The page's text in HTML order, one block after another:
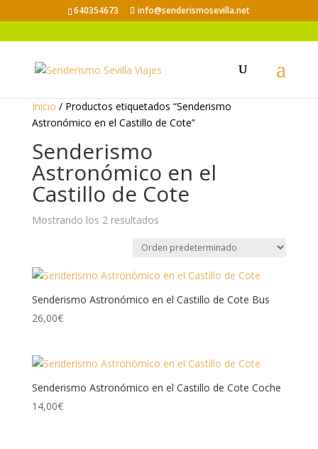
640354673 info@senderismosevilla.net
Inicio / Productos etiquetados “Senderismo
Astronómico en el Castillo de Cote”
Senderismo
Astronómico en el
Castillo de Cote
Mostrando los 2 resultados
Senderismo Astronómico en el Castillo de Cote Bus
26,00€
Senderismo Astronómico en el Castillo de Cote Coche
14,00€